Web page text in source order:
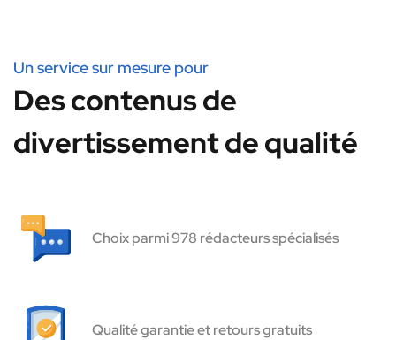
Un service sur mesure pour
Des contenus de
divertissement de qualité
Choix parmi 978 rédacteurs spécialisés
Qualité garantie et retours gratuits